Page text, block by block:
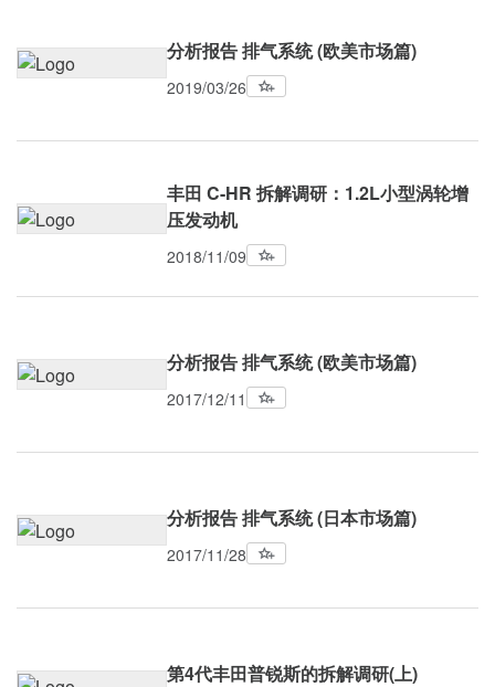
分析报告 排气系统 (欧美市场篇)
2019/03/26
丰田 C-HR 拆解调研：1.2L小型涡轮增
压发动机
2018/11/09
分析报告 排气系统 (欧美市场篇)
2017/12/11
分析报告 排气系统 (日本市场篇)
2017/11/28
第4代丰田普锐斯的拆解调研(上)